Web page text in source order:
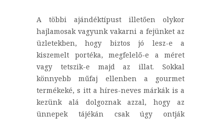
A többi ajándéktípust illetően olykor
hajlamosak vagyunk vakarni a fejünket az
üzletekben, hogy biztos jó lesz-e a
kiszemelt portéka, megfelelő-e a méret
vagy tetszik-e majd az illat. Sokkal
könnyebb műfaj ellenben a gourmet
termékeké, s itt a híres-neves márkák is a
kezünk alá dolgoznak azzal, hogy az
ünnepek tájékán csak úgy ontják